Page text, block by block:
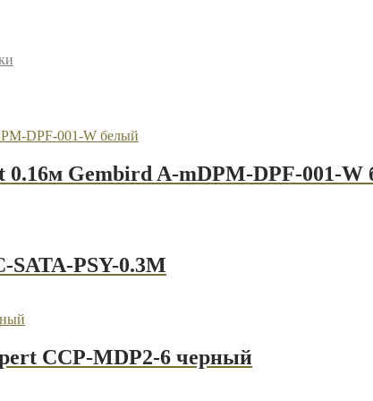
Gembird A-mDPM-DPF-001-W
SATA-PSY-0.3M
CCP-MDP2-6 черный